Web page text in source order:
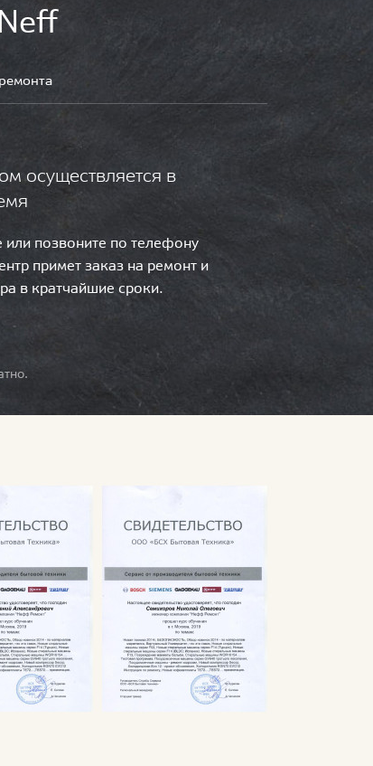
осуществляется в
или позвоните по телефону
примет заказ на ремонт и
в кратчайшие сроки.